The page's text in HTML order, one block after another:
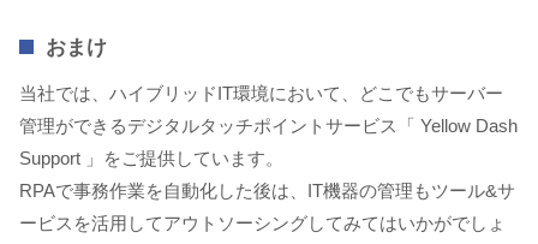
おまけ
当社では、ハイブリッドIT環境において、どこでもサーバー
管理ができるデジタルタッチポイントサービス「 Yellow Dash
Support 」をご提供しています。
RPAで事務作業を自動化した後は、IT機器の管理もツール&サ
ービスを活用してアウトソーシングしてみてはいかがでしょ